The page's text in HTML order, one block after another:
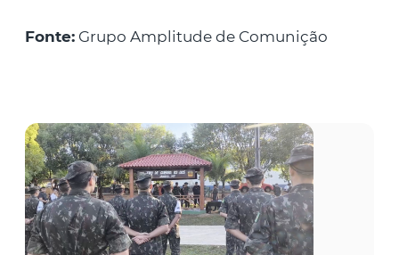
Fonte: Grupo Amplitude de Comunição